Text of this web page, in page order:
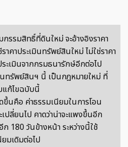
กรรมสิทธิ์ที่ดินใหม่ จะอ้างอิงราคา
าคาประเมินทรัพย์สินใหม่ ไม่ใช่ราคา
ระเมินจากกรมธนารักษ์อีกต่อไป
ทรัพย์สินฯ นี้ เป็นกฎหมายใหม่ ที่
แก้ไขฉบับนี้
ขึ้นคือ ค่าธรรมเนียมในการโอน
ปลี่ยนไป คาดว่าน่าจะแพงขึ้นอีก
180 วันข้างหน้า ระหว่างนี้ใช้
มเดิมต่อไป